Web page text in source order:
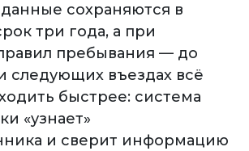
сохраняются в
три года, а при
пребывания — до
следующих въездах всё
быстрее: система
«узнает»
и сверит информацию